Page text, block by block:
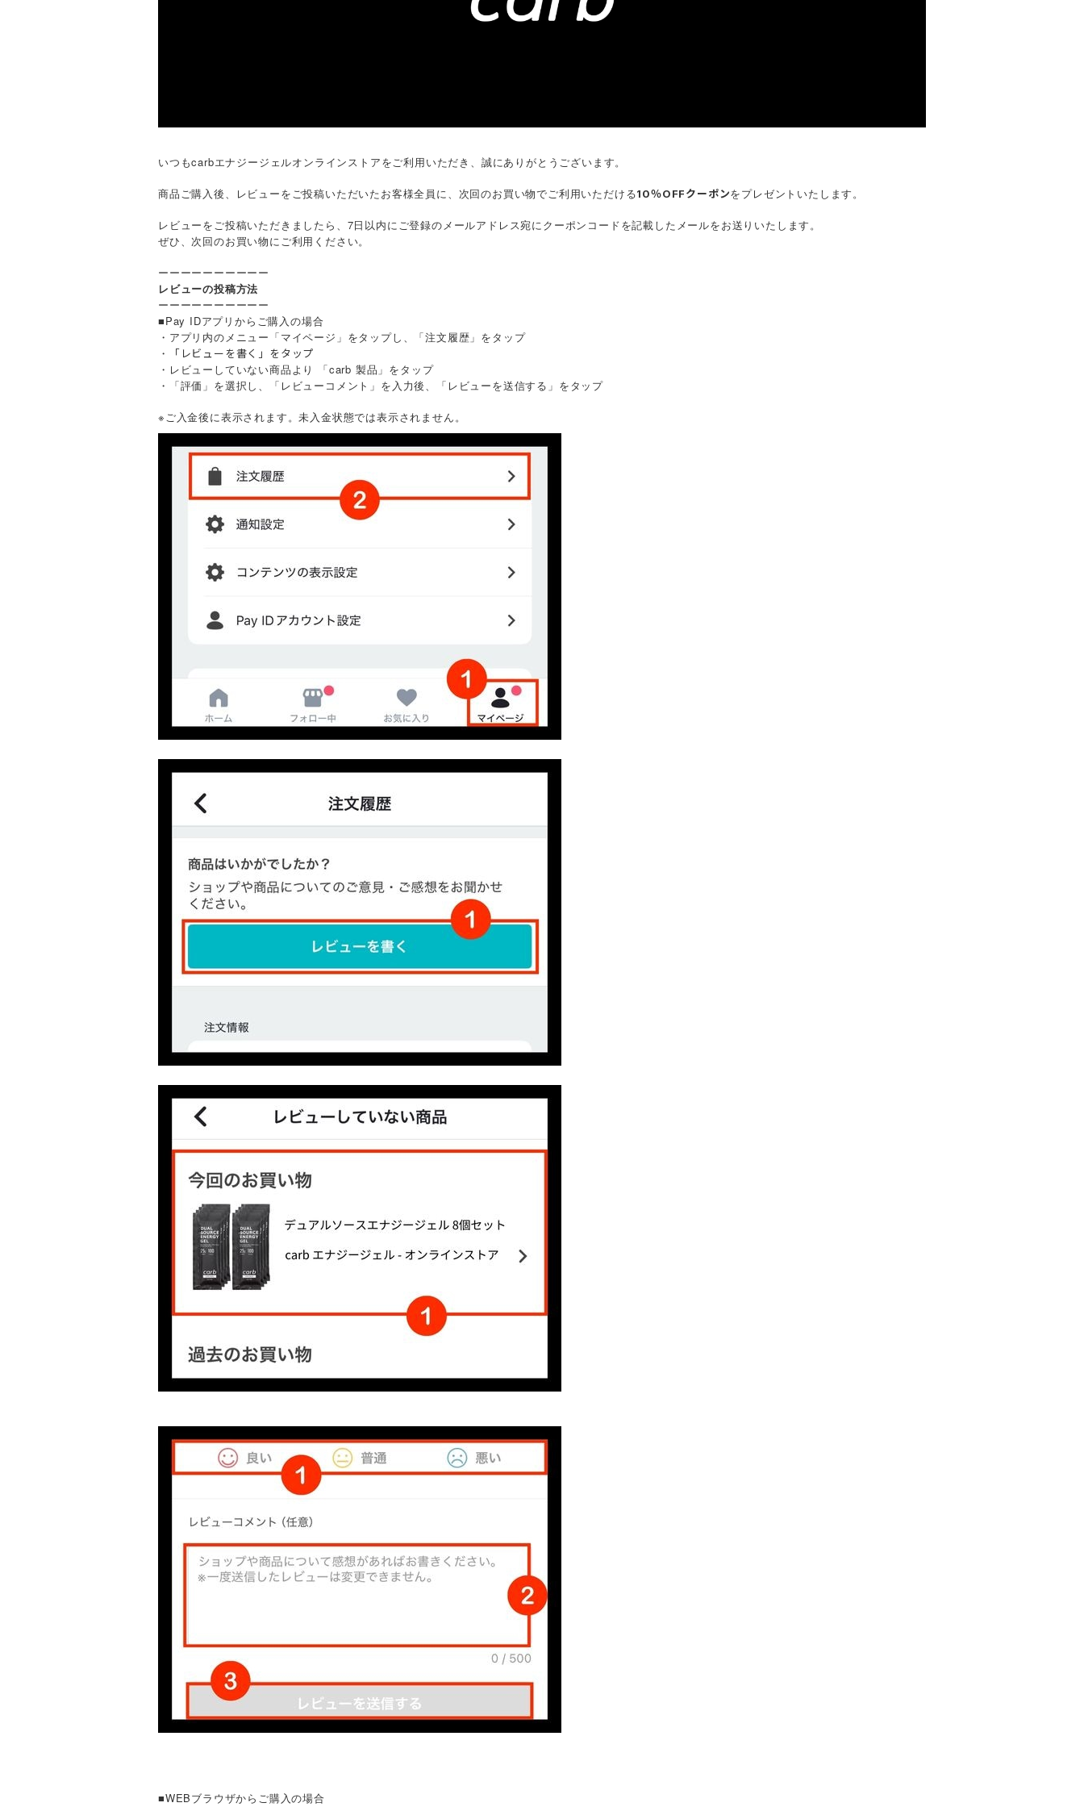
いつもcarbエナジージェルオンラインストアをご利用いただき、誠にありがとうございます。
商品ご購入後、レビューをご投稿いただいたお客様全員に、次回のお買い物でご利用いただける10％OFFクーポンをプレゼントいたします。
レビューをご投稿いただきましたら、7日以内にご登録のメールアドレス宛にクーポンコードを記載したメールをお送りいたします。
ぜひ、次回のお買い物にご利用ください。
ーーーーーーーーーー
レビューの投稿方法
ーーーーーーーーーー
■Pay IDアプリからご購入の場合
・アプリ内のメニュー「マイページ」をタップし、「注文履歴」をタップ
・
「レビューを書く」をタップ
・レビューしていない商品より 「carb 製品」をタップ
・「評価」を選択し、「レビューコメント」を入力後、「レビューを送信する」をタップ
※ご入金後に表示されます。未入金状態では表示されません。
■WEBブラウザからご購入の場合